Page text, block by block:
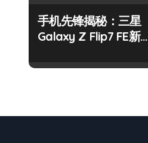
手机先锋揭秘：三星
Galaxy Z Flip7 FE新机